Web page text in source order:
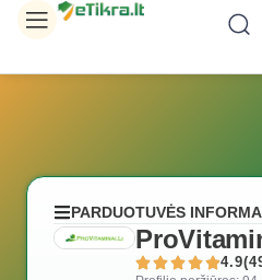
PARDUOTUVĖS